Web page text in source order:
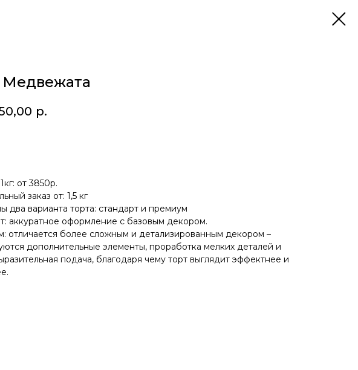
Медвежата
р.
от 3850р.
заказ от: 1,5 кг
два варианта торта: стандарт и премиум
аккуратное оформление с базовым декором.
отличается более сложным и детализированным декором –
дополнительные элементы, проработка мелких деталей и
подача, благодаря чему торт выглядит эффектнее и